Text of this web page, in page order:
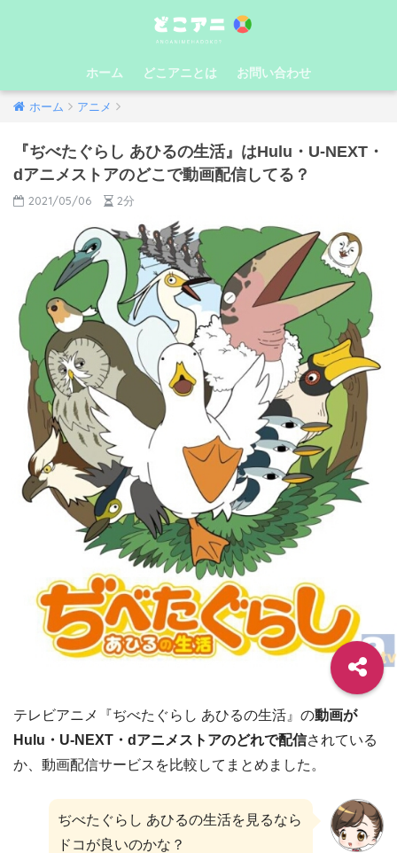
ホーム どこアニとは お問い合わせ
ホーム アニメ
『ぢべたぐらし あひるの生活』はHulu・U-NEXT・
dアニメストアのどこで動画配信してる？
2021/05/06 2分
テレビアニメ『ぢべたぐらし あひるの生活』の動画が
Hulu・U-NEXT・dアニメストアのどれで配信されている
か、動画配信サービスを比較してまとめました。
ぢべたぐらし あひるの生活を見るなら
ドコが良いのかな？